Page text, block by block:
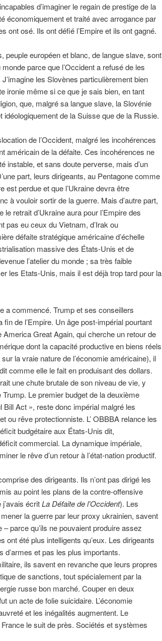
d’imaginer le regain de prestige de la
économiquement et traité avec arrogance par
ont osé. Ils ont défié l’Empire et ils ont gagné.
peuple européen et blanc, de langue slave, sont
parce que l’Occident a refusé de les
les Slovènes particulièrement bien
ironie même si ce que je sais bien, en tant
que, malgré sa langue slave, la Slovénie
de la Suisse que de la Russie.
de l’Occident, malgré les incohérences
américain de la défaite. Ces incohérences ne
instable, et sans doute perverse, mais d’un
part, leurs dirigeants, au Pentagone comme
est perdue et que l’Ukraine devra être
à vouloir sortir de la guerre. Mais d’autre part,
retrait d’Ukraine aura pour l’Empire des
pas eu ceux du Vietnam, d’Irak ou
défaite stratégique américaine d’échelle
massive des États-Unis et de
l’atelier du monde ; sa très faible
les Etats-Unis, mais il est déjà trop tard pour la
a commencé. Trump et ses conseillers
fin de l’Empire. Un âge post-impérial pourtant
Great Again, qui cherche un retour de
dont la capacité productive en biens réels
la vraie nature de l’économie américaine), il
comme elle le fait en produisant des dollars.
une chute brutale de son niveau de vie, y
Le premier budget de la deuxième
Act », reste donc impérial malgré les
ou rêve protectionniste. L’ OBBBA relance les
budgétaire aux États-Unis dit,
commercial. La dynamique impériale,
le rêve d’un retour à l’état-nation productif.
des dirigeants. Ils n’ont pas dirigé les
au point les plans de la contre-offensive
écritLa Défaite de l’Occident). Les
la guerre par leur proxy ukrainien, savent
parce qu’ils ne pouvaient produire assez
ont été plus intelligents qu’eux. Les dirigeants
d’armes et pas les plus importants.
ils savent en revanche que leurs propres
de sanctions, tout spécialement par la
russe bon marché. Couper en deux
un acte de folie suicidaire. L’économie
et les inégalités augmentent. Le
le suit de près. Sociétés et systèmes